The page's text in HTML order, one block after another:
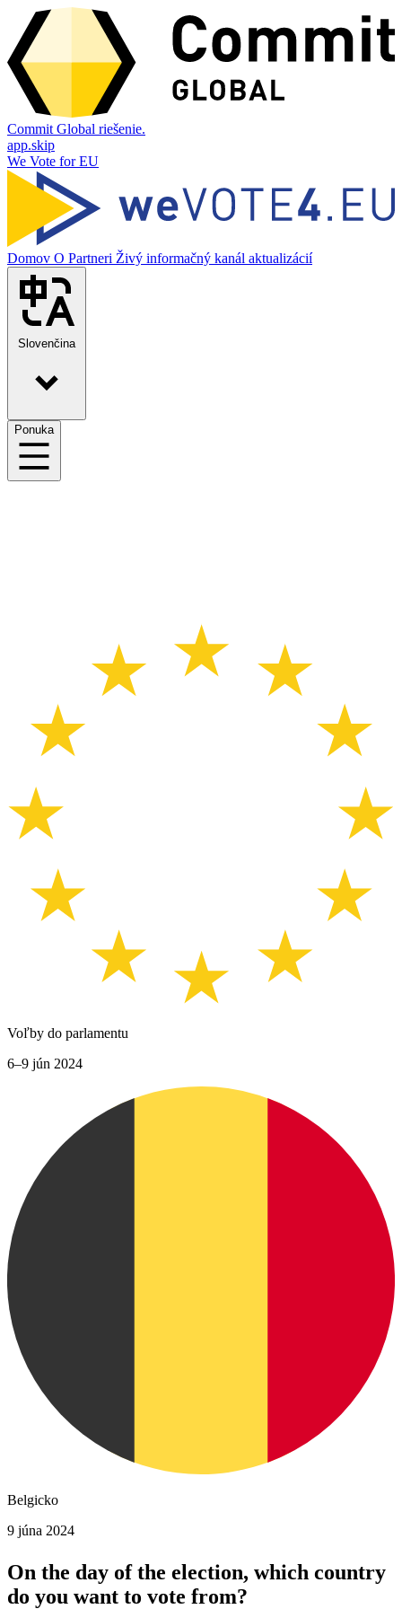
Commit Global riešenie.
app.skip
We Vote for EU
Domov O Partneri Živý informačný kanál aktualizácií
Slovenčina
Ponuka
Voľby do parlamentu
6–9 jún 2024
Belgicko
9 júna 2024
On the day of the election, which country
do you want to vote from?